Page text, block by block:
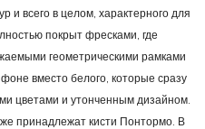
и всего в целом, характерного для
покрыт фресками, где
геометрическими рамками
вместо белого, которые сразу
цветами и утонченным дизайном.
принадлежат кисти Понтормо. В